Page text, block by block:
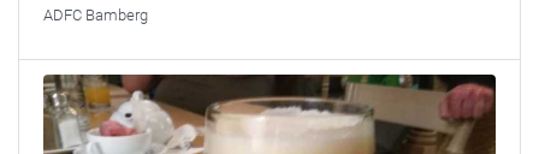
ADFC Bamberg